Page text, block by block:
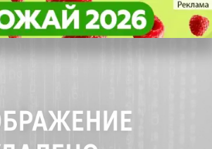
с топором обокрал
в Кузнецке
с топором обокрал
в Кузнецке
по
и курсы валют